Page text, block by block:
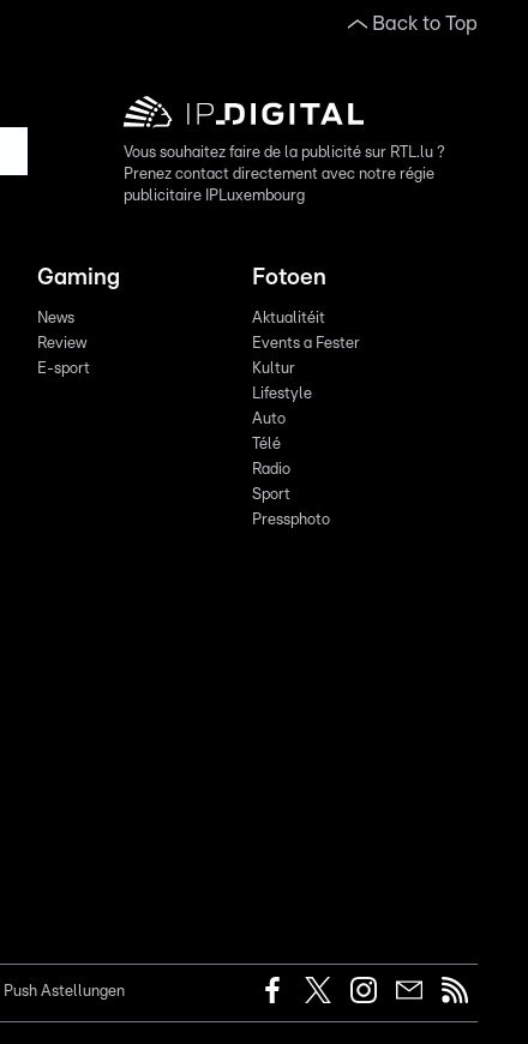
Back to Top
Vous souhaitez faire de la publicité sur RTL.lu ?
Prenez contact directement avec notre régie
publicitaire IPLuxembourg
Gaming
News
Review
E-sport
Fotoen
Aktualitéit
Events a Fester
Kultur
Lifestyle
Auto
Télé
Radio
Sport
Pressphoto
Push Astellungen